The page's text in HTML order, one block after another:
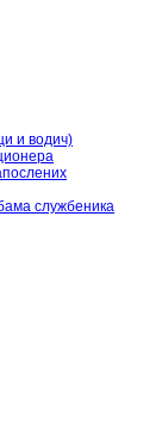
и водич)
службеника